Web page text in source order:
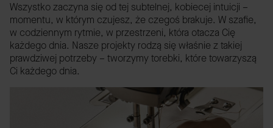
Wszystko zaczyna się od tej subtelnej, kobiecej intuicji –
momentu, w którym czujesz, że czegoś brakuje. W szafie,
w codziennym rytmie, w przestrzeni, która otacza Cię
każdego dnia. Nasze projekty rodzą się właśnie z takiej
prawdziwej potrzeby – tworzymy torebki, które towarzyszą
Ci każdego dnia.